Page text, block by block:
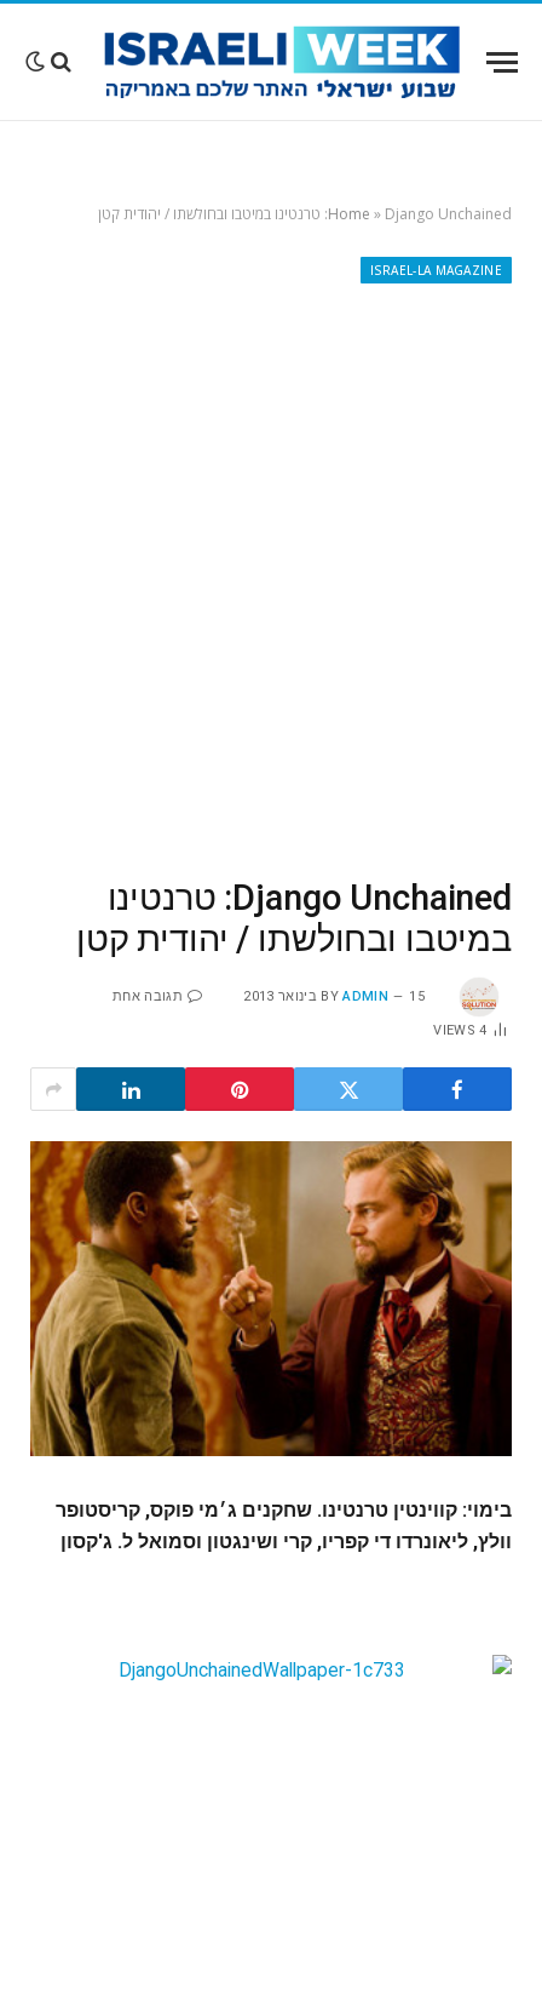
Home » Django Unchained: טרנטינו במיטבו ובחולשתו / יהודית קטן
ISRAEL-LA MAGAZINE
Django Unchained: טרנטינו
במיטבו ובחולשתו / יהודית קטן
BY ADMIN 15 בינואר 2013 תגובה אחת
4
VIEWS
בימוי: קווינטין טרנטינו. שחקנים ג׳מי פוקס, קריסטופר
וולץ, ליאונרדו די קפריו, קרי ושינגטון וסמואל ל. ג'קסון